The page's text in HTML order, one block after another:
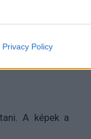
Privacy Policy
szűrőket is
hozzá a
A képek a